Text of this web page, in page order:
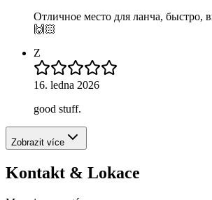
Отличное место для ланча, быстро,
🙌🏻
Z
16. ledna 2026
good stuff.
Zobrazit více
Kontakt & Lokace